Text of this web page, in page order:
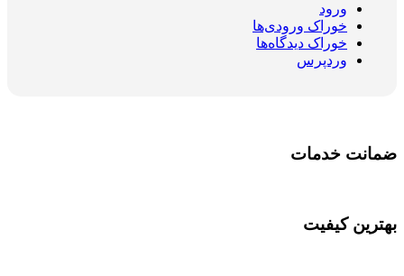
ورود
خوراک ورودی‌ها
خوراک دیدگاه‌ها
وردپرس
ضمانت خدمات
بهترین کیفیت